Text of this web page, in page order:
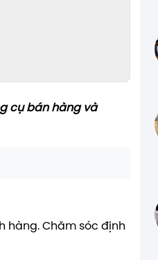
cụ bán hàng và
hàng. Chăm sóc định